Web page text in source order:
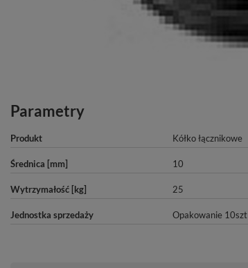
Parametry
Produkt Kółko łącznikowe
Średnica [mm] 10
Wytrzymałość [kg] 25
Jednostka sprzedaży Opakowanie 10szt